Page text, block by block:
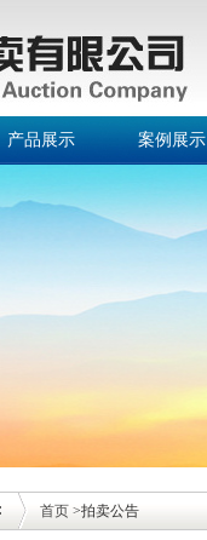
产品展示 案例展示
首页 >拍卖公告